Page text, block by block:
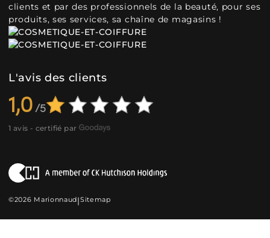
clients et par des professionnels de la beauté, pour ses
produits, ses services, sa chaîne de magasins !
L'avis des clients
1,0
1 avis - certifié par
©2026 Marionnaud|Sitemap